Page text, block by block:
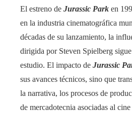
El estreno de Jurassic Park en
en la industria cinematográfica
décadas de su lanzamiento, la
dirigida por Steven Spielberg
estudio. El impacto de Jurassic
sus avances técnicos, sino que
la narrativa, los procesos de
de mercadotecnia asociadas al